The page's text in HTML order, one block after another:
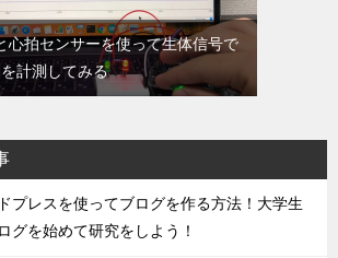
心拍センサーを使って生体信号で
計測してみる
プレスを使ってブログを作る方法！大学生
グを始めて研究をしよう！